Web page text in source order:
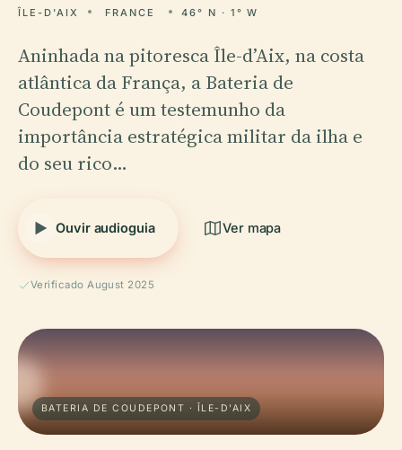
ÎLE-D'AIX FRANCE 46° N · 1° W
Aninhada na pitoresca Île-d’Aix, na costa
atlântica da França, a Bateria de
Coudepont é um testemunho da
importância estratégica militar da ilha e
do seu rico…
Ouvir audioguia Ver mapa
Verificado August 2025
BATERIA DE COUDEPONT · ÎLE-D'AIX